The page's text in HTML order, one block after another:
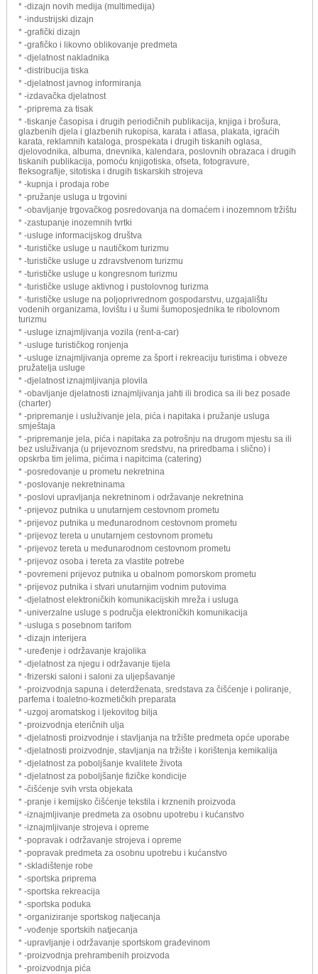
* -dizajn novih medija (multimedija)
* -industrijski dizajn
* -grafički dizajn
* -grafičko i likovno oblikovanje predmeta
* -djelatnost nakladnika
* -distribucija tiska
* -djelatnost javnog informiranja
* -izdavačka djelatnost
* -priprema za tisak
* -tiskanje časopisa i drugih periodičnih publikacija, knjiga i brošura,
glazbenih djela i glazbenih rukopisa, karata i atlasa, plakata, igraćih
karata, reklamnih kataloga, prospekata i drugih tiskanih oglasa,
djelovodnika, albuma, dnevnika, kalendara, poslovnih obrazaca i drugih
tiskanih publikacija, pomoću knjigotiska, ofseta, fotogravure,
fleksografije, sitotiska i drugih tiskarskih strojeva
* -kupnja i prodaja robe
* -pružanje usluga u trgovini
* -obavljanje trgovačkog posredovanja na domaćem i inozemnom tržištu
* -zastupanje inozemnih tvrtki
* -usluge informacijskog društva
* -turističke usluge u nautičkom turizmu
* -turističke usluge u zdravstvenom turizmu
* -turističke usluge u kongresnom turizmu
* -turističke usluge aktivnog i pustolovnog turizma
* -turističke usluge na poljoprivrednom gospodarstvu, uzgajalištu
vodenih organizama, lovištu i u šumi šumoposjednika te ribolovnom
turizmu
* -usluge iznajmljivanja vozila (rent-a-car)
* -usluge turističkog ronjenja
* -usluge iznajmljivanja opreme za šport i rekreaciju turistima i obveze
pružatelja usluge
* -djelatnost iznajmljivanja plovila
* -obavljanje djelatnosti iznajmljivanja jahti ili brodica sa ili bez posade
(charter)
* -pripremanje i usluživanje jela, pića i napitaka i pružanje usluga
smještaja
* -pripremanje jela, pića i napitaka za potrošnju na drugom mjestu sa ili
bez usluživanja (u prijevoznom sredstvu, na priredbama i slično) i
opskrba tim jelima, pićima i napitcima (catering)
* -posredovanje u prometu nekretnina
* -poslovanje nekretninama
* -poslovi upravljanja nekretninom i održavanje nekretnina
* -prijevoz putnika u unutarnjem cestovnom prometu
* -prijevoz putnika u međunarodnom cestovnom prometu
* -prijevoz tereta u unutarnjem cestovnom prometu
* -prijevoz tereta u međunarodnom cestovnom prometu
* -prijevoz osoba i tereta za vlastite potrebe
* -povremeni prijevoz putnika u obalnom pomorskom prometu
* -prijevoz putnika i stvari unutarnjim vodnim putovima
* -djelatnost elektroničkih komunikacijskih mreža i usluga
* -univerzalne usluge s područja elektroničkih komunikacija
* -usluga s posebnom tarifom
* -dizajn interijera
* -uređenje i održavanje krajolika
* -djelatnost za njegu i održavanje tijela
* -frizerski saloni i saloni za uljepšavanje
* -proizvodnja sapuna i deterdženata, sredstava za čišćenje i poliranje,
parfema i toaletno-kozmetičkih preparata
* -uzgoj aromatskog i ljekovitog bilja
* -proizvodnja eteričnih ulja
* -djelatnosti proizvodnje i stavljanja na tržište predmeta opće uporabe
* -djelatnosti proizvodnje, stavljanja na tržište i korištenja kemikalija
* -djelatnost za poboljšanje kvalitete života
* -djelatnost za poboljšanje fizičke kondicije
* -čišćenje svih vrsta objekata
* -pranje i kemijsko čišćenje tekstila i krznenih proizvoda
* -iznajmljivanje predmeta za osobnu upotrebu i kućanstvo
* -iznajmljivanje strojeva i opreme
* -popravak i održavanje strojeva i opreme
* -popravak predmeta za osobnu upotrebu i kućanstvo
* -skladištenje robe
* -sportska priprema
* -sportska rekreacija
* -sportska poduka
* -organiziranje sportskog natjecanja
* -vođenje sportskih natjecanja
* -upravljanje i održavanje sportskom građevinom
* -proizvodnja prehrambenih proizvoda
* -proizvodnja pića